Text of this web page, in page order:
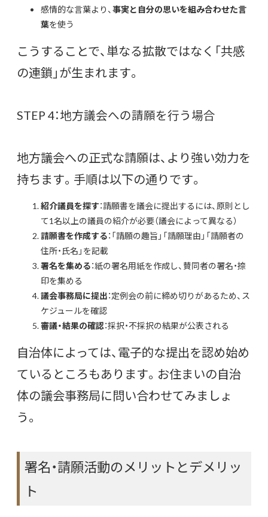
感情的な言葉より、 事実と自分の思いを組み合わせた言
葉を使う
こうすることで、単なる拡散ではなく「共感
の連鎖」が生まれます。
STEP 4：地方議会への請願を行う場合
地方議会への正式な請願は、より強い効力を
持ちます。手順は以下の通りです。
紹介議員を探す：請願書を議会に提出するには、原則とし
て1名以上の議員の紹介が必要（議会によって異なる）
請願書を作成する：「請願の趣旨」「請願理由」「請願者の
住所・氏名」を記載
署名を集める：紙の署名用紙を作成し、賛同者の署名・捺
印を集める
議会事務局に提出：定例会の前に締め切りがあるため、ス
ケジュールを確認
審議・結果の確認：採択・不採択の結果が公表される
自治体によっては、電子的な提出を認め始め
ているところもあります。お住まいの自治
体の議会事務局に問い合わせてみましょ
う。
署名・請願活動のメリットとデメリッ
ト